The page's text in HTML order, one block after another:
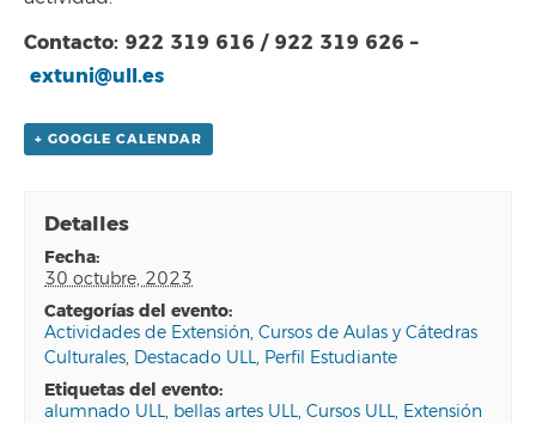
Contacto: 922 319 616 / 922 319 626 –
extuni@ull.es
+ GOOGLE CALENDAR
Detalles
fecha:
30 octubre, 2023
categorías del evento:
Actividades de Extensión,Cursos de Aulas y Cátedras
Culturales, Destacado ULL, Perfil Estudiante
etiquetas del evento:
alumnado ULL, bellas artes ULL,Cursos ULL, Extensión